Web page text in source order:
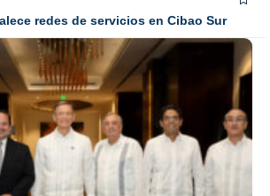
redes de servicios en Cibao Sur